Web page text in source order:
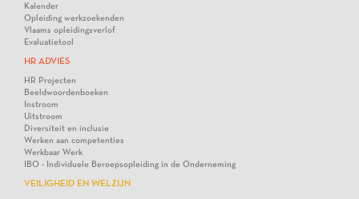
Kalender
Opleiding werkzoekenden
Vlaams opleidingsverlof
Evaluatietool
HR ADVIES
HR Projecten
Beeldwoordenboeken
Instroom
Uitstroom
Diversiteit en inclusie
Werken aan competenties
Werkbaar Werk
IBO - Individuele Beroepsopleiding in de Onderneming
VEILIGHEID EN WELZIJN